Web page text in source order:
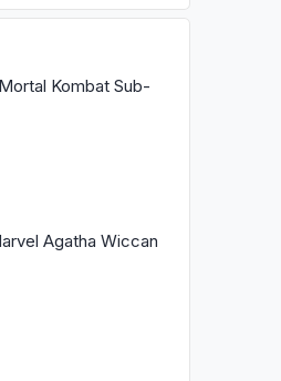
Kombat Sub-
Agatha Wiccan